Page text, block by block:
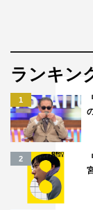
ランキン
1
2